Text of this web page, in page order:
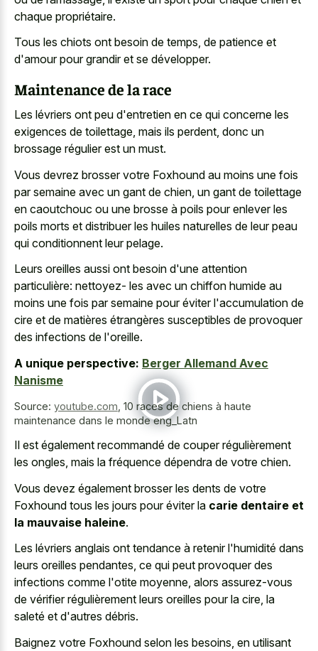
chaque propriétaire.
Tous les chiots ont besoin de temps, de patience et
d'amour pour grandir et se développer.
Maintenance de la race
Les lévriers ont peu d'entretien en ce qui concerne les
exigences de toilettage, mais ils perdent, donc un
brossage régulier est un must.
Vous devrez brosser votre Foxhound au moins une fois
par semaine avec un gant de chien, un gant de toilettage
en caoutchouc ou une brosse à poils pour enlever les
poils morts et distribuer les huiles naturelles de leur peau
qui conditionnent leur pelage.
Leurs oreilles aussi ont besoin d'une attention
particulière: nettoyez- les avec un chiffon humide au
moins une fois par semaine pour éviter l'accumulation de
cire et de matières étrangères susceptibles de provoquer
des infections de l'oreille.
A unique perspective: Berger Allemand Avec
Nanisme
Source: youtube.com 10 races de chiens à haute
maintenance dans le monde eng_Latn
Il est également recommandé de couper régulièrement
les ongles, mais la fréquence dépendra de votre chien.
Vous devez également brosser les dents de votre
Foxhound tous les jours pour éviter la carie dentaire et
la mauvaise haleine.
Les lévriers anglais ont tendance à retenir l'humidité dans
leurs oreilles pendantes, ce qui peut provoquer des
infections comme l'otite moyenne, alors assurez-vous
de vérifier régulièrement leurs oreilles pour la cire, la
saleté et d'autres débris.
Baignez votre Foxhound selon les besoins, en utilisant